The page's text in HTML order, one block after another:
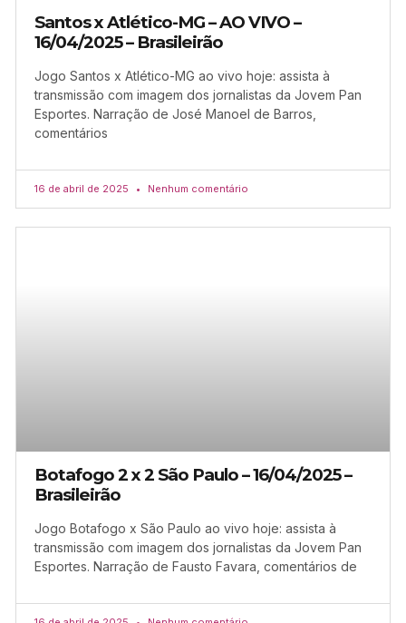
Santos x Atlético-MG – AO VIVO –
16/04/2025 – Brasileirão
Jogo Santos x Atlético-MG ao vivo hoje: assista à
transmissão com imagem dos jornalistas da Jovem Pan
Esportes. Narração de José Manoel de Barros,
comentários
16 de abril de 2025 Nenhum comentário
Botafogo 2 x 2 São Paulo – 16/04/2025 –
Brasileirão
Jogo Botafogo x São Paulo ao vivo hoje: assista à
transmissão com imagem dos jornalistas da Jovem Pan
Esportes. Narração de Fausto Favara, comentários de